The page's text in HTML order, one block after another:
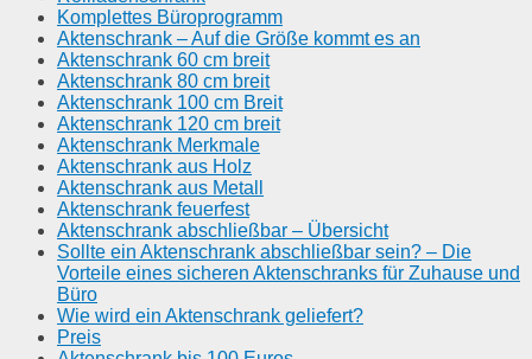
Komplettes Büroprogramm
Aktenschrank – Auf die Größe kommt es an
Aktenschrank 60 cm breit
Aktenschrank 80 cm breit
Aktenschrank 100 cm Breit
Aktenschrank 120 cm breit
Aktenschrank Merkmale
Aktenschrank aus Holz
Aktenschrank aus Metall
Aktenschrank feuerfest
Aktenschrank abschließbar – Übersicht
Sollte ein Aktenschrank abschließbar sein? – Die
Vorteile eines sicheren Aktenschranks für Zuhause und
Büro
Wie wird ein Aktenschrank geliefert?
Preis